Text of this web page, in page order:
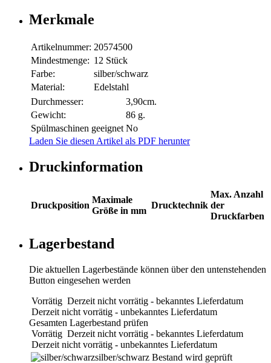
Merkmale
Artikelnummer: 20574500
Mindestmenge: 12 Stück
Farbe:
silber/schwarz
Material:
Edelstahl
Durchmesser:
3,90cm.
Gewicht:
86 g.
Spülmaschinen geeignet No
Laden Sie diesen Artikel als PDF herunter
Druckinformation
Druckposition
Maximale
Größe in mm
Drucktechnik
Max. Anzahl
der
Druckfarben
Lagerbestand
Die aktuellen Lagerbestände können über den untenstehenden
Button eingesehen werden
Vorrätig Derzeit nicht vorrätig - bekanntes Lieferdatum
Derzeit nicht vorrätig - unbekanntes Lieferdatum
Gesamten Lagerbestand prüfen
Vorrätig Derzeit nicht vorrätig - bekanntes Lieferdatum
Derzeit nicht vorrätig - unbekanntes Lieferdatum
silber/schwarz Bestand wird geprüft